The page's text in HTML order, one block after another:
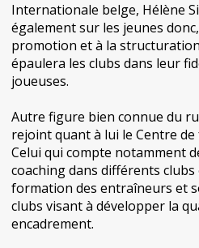
Internationale belge, Hélène
également sur les jeunes
promotion et à la
épaulera les clubs dans leur
joueuses.
Autre figure bien connue du
rejoint quant à lui le Centre de
Celui qui compte notamment
coaching dans différents
formation des entraîneurs et
clubs visant à développer la
encadrement.